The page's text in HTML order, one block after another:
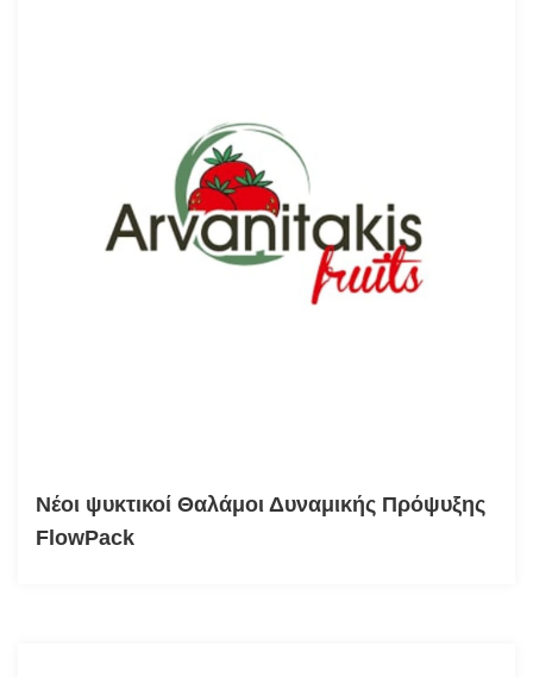
Νέοι ψυκτικοί Θαλάμοι Δυναμικής Πρόψυξης
FlowPack